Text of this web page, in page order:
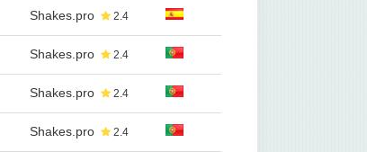
Shakes.pro 2.4
Shakes.pro 2.4
Shakes.pro 2.4
Shakes.pro 2.4